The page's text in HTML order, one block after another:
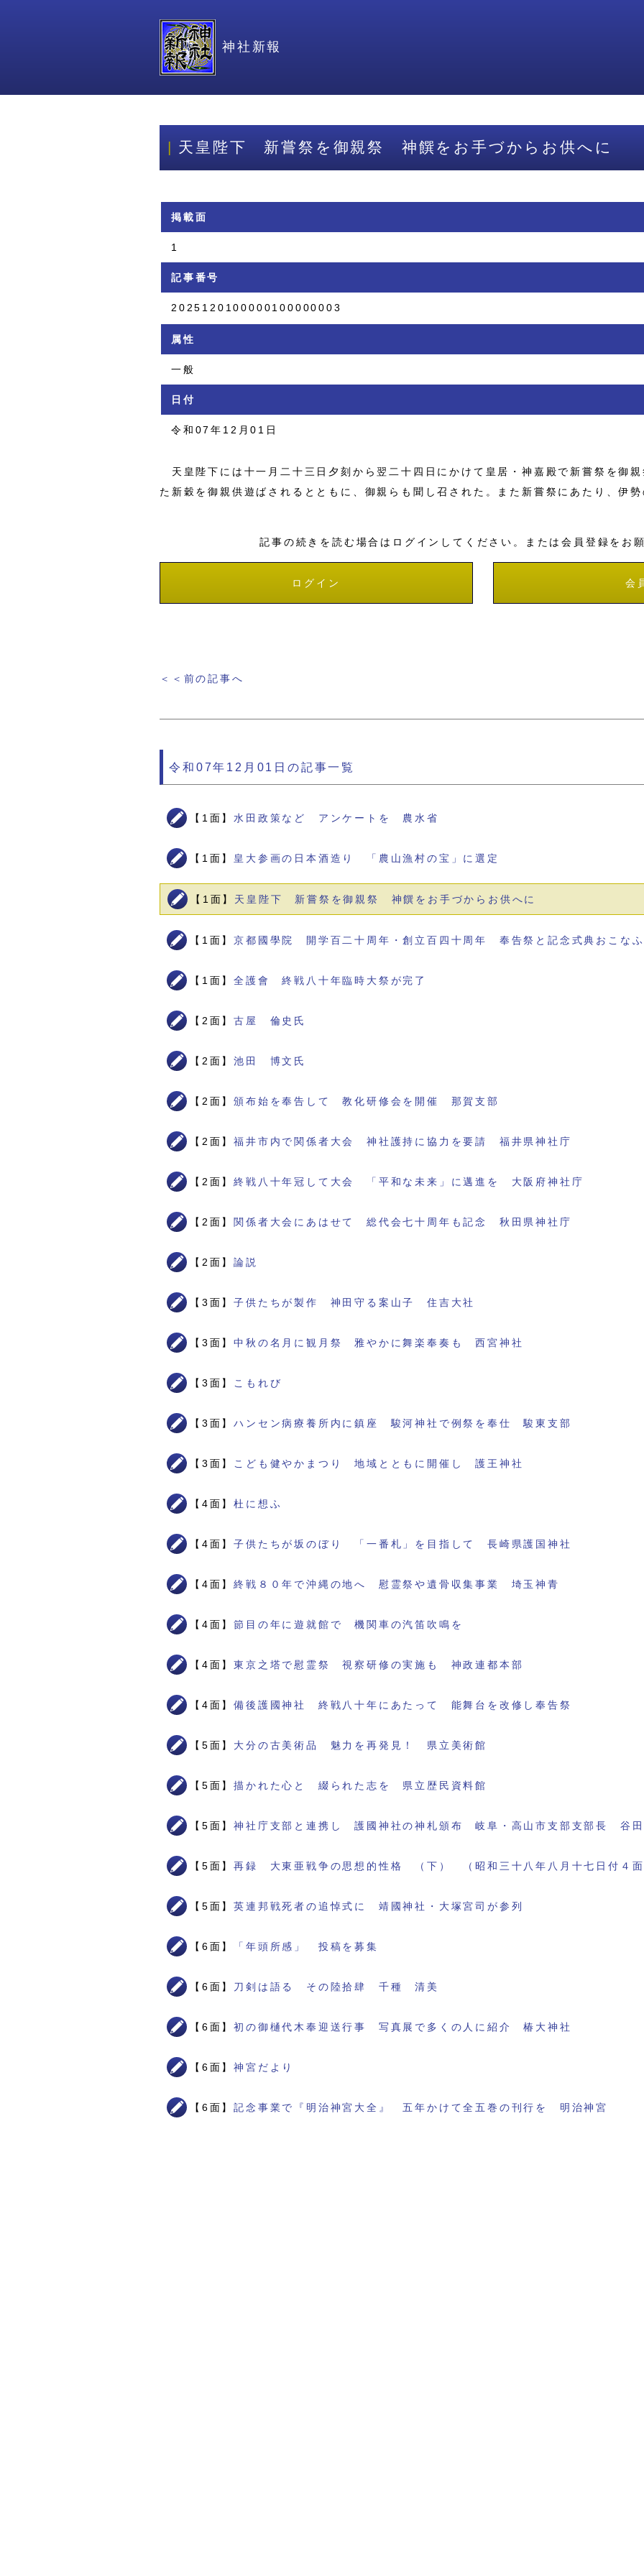
神社新報
天皇陛下 新嘗祭を御親祭 神饌をお手づからお供へに
掲載面
1
記事番号
2025120100000100000003
属性
一般
日付
令和07年12月01日
天皇陛下には十一月二十三日夕刻から翌二十四日にかけて皇居・神嘉殿で新嘗祭を御
た新穀を御親供遊ばされるとともに、御親らも聞し召された。また新嘗祭にあたり、伊
記事の続きを読む場合はログインしてください。または会員登録をお
ログイン 会
＜＜前の記事へ
令和07年12月01日の記事一覧
【1面】水田政策など アンケートを 農水省
【1面】 皇大参画の日本酒造り 「農山漁村の宝」に選定
【1面】 天皇陛下 新嘗祭を御親祭 神饌をお手づからお供へに
【1面】京都國學院 開学百二十周年・創立百四十周年 奉告祭と記念式典おこなふ
【1面】全護會 終戦八十年臨時大祭が完了
【2面】古屋 倫史氏
【2面】池田 博文氏
【2面】頒布始を奉告して 教化研修会を開催 那賀支部
【2面】福井市内で関係者大会 神社護持に協力を要請 福井県神社庁
【2面】終戦八十年冠して大会 「平和な未来」に邁進を 大阪府神社庁
【2面】 関係者大会にあはせて 総代会七十周年も記念 秋田県神社庁
【2面】論説
【3面】子供たちが製作 神田守る案山子 住吉大社
【3面】中秋の名月に観月祭 雅やかに舞楽奉奏も 西宮神社
【3面】 こもれび
【3面】ハンセン病療養所内に鎮座 駿河神社で例祭を奉仕 駿東支部
【3面】 こども健やかまつり 地域とともに開催し 護王神社
【4面】杜に想ふ
【4面】子供たちが坂のぼり 「一番札」を目指して 長崎県護国神社
【4面】終戦８０年で沖縄の地へ 慰霊祭や遺骨収集事業 埼玉神青
【4面】節目の年に遊就館で 機関車の汽笛吹鳴を
【4面】東京之塔で慰霊祭 視察研修の実施も 神政連都本部
【4面】備後護國神社 終戦八十年にあたって 能舞台を改修し奉告祭
【5面】 大分の古美術品 魅力を再発見！ 県立美術館
【5面】描かれた心と 綴られた志を 県立歴民資料館
【5面】神社庁支部と連携し 護國神社の神札頒布 岐阜・高山市支部支部長 谷田
【5面】再録 大東亜戦争の思想的性格 （下） （昭和三十八年八月十七日付４
【5面】英連邦戦死者の追悼式に 靖國神社・大塚宮司が参列
【6面】 「年頭所感」 投稿を募集
【6面】 刀剣は語る その陸拾肆 千種 清美
【6面】初の御樋代木奉迎送行事 写真展で多くの人に紹介 椿大神社
【6面】神宮だより
【6面】記念事業で『明治神宮大全』 五年かけて全五巻の刊行を 明治神宮